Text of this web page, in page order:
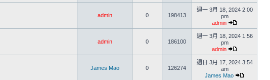
admin 0 198413
週一 3月 18, 2024 2:00
pm
admin
admin 0 186100
週一 3月 18, 2024 1:56
pm
admin
James Mao 0 126274
週日 3月 17, 2024 3:54
am
James Mao